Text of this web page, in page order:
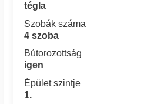
tégla
Szobák száma
4 szoba
Bútorozottság
igen
Épület szintje
1.